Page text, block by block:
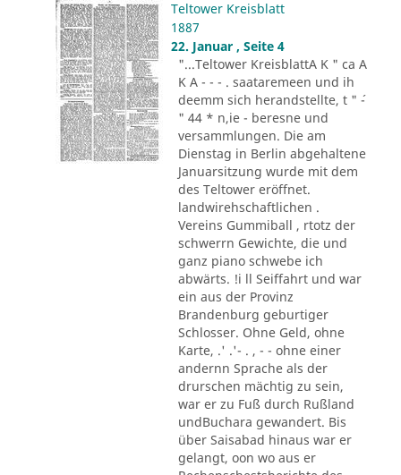
Teltower Kreisblatt
1887
22. Januar , Seite 4
"...Teltower KreisblattA K " ca A
K A - - - . saataremeen und ih
deemm sich herandstellte, t " ´-
" 44 * n,ie - beresne und
versammlungen. Die am
Dienstag in Berlin abgehaltene
Januarsitzung wurde mit dem
des Teltower eröffnet.
landwirehschaftlichen .
Vereins Gummiball , rtotz der
schwerrn Gewichte, die und
ganz piano schwebe ich
abwärts. !i ll Seiffahrt und war
ein aus der Provinz
Brandenburg geburtiger
Schlosser. Ohne Geld, ohne
Karte, .' .'- . , - - ohne einer
andernn Sprache als der
drurschen mächtig zu sein,
war er zu Fuß durch Rußland
undBuchara gewandert. Bis
über Saisabad hinaus war er
gelangt, oon wo aus er